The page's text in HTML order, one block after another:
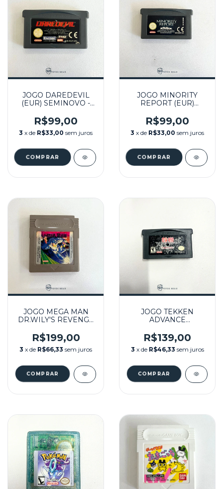
JOGO DAREDEVIL
(EUR) SEMINOVO -
R$99,00
3 x de R$33,00 sem juros
JOGO MINORITY
REPORT (EUR)
R$99,00
3 x de R$33,00 sem juros
JOGO MEGA MAN
DR.WILY'S REVENGE
R$199,00
3 x de R$66,33 sem juros
JOGO TEKKEN
ADVANCE
R$139,00
3 x de R$46,33 sem juros